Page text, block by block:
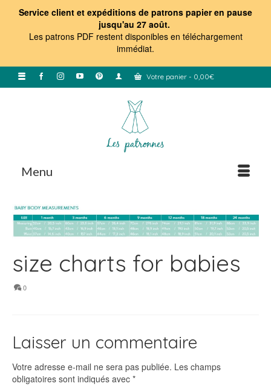
Service client et expéditions de patrons papier en pause
jusqu'au 27 août.
Les patrons PDF restent disponibles en téléchargement
immédiat.
Votre panier - 0,00€
Menu
size charts for babies
0
Laisser un commentaire
Votre adresse e-mail ne sera pas publiée. Les champs
obligatoires sont indiqués avec *